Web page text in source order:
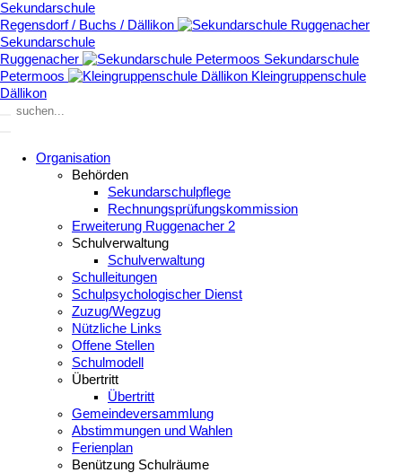
Sekundarschule
Regensdorf / Buchs / Dällikon
Sekundarschule
Ruggenacher
Sekundarschule
Petermoos
Kleingruppenschule
Dällikon
Organisation
Behörden
Sekundarschulpflege
Rechnungsprüfungskommission
Erweiterung Ruggenacher 2
Schulverwaltung
Schulverwaltung
Schulleitungen
Schulpsychologischer Dienst
Zuzug/Wegzug
Nützliche Links
Offene Stellen
Schulmodell
Übertritt
Übertritt
Gemeindeversammlung
Abstimmungen und Wahlen
Ferienplan
Benützung Schulräume